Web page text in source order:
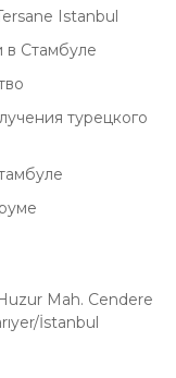
Istanbul
Стамбуле
турецкого
Mah. Cendere
İstanbul